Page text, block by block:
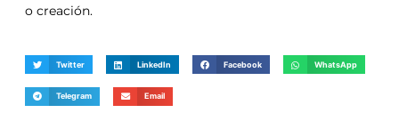
o creación.
Twitter LinkedIn Facebook WhatsApp
Telegram Email